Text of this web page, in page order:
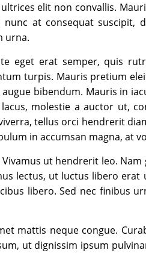
elit non convallis.
nunc at consequat suscipit,
urna.
eget erat semper, quis
turpis. Mauris pretium
bibendum. Mauris in
molestie a auctor ut,
tellus orci hendrerit
in accumsan magna, at
ut hendrerit leo.
lectus, ut luctus libero erat
libero. Sed nec finibus
mattis neque congue.
ut dignissim ipsum